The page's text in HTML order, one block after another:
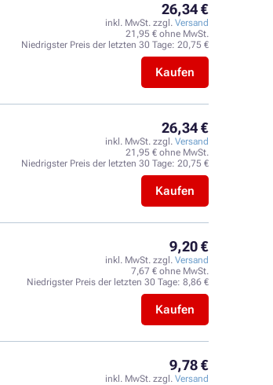
26,34 €
inkl. MwSt. zzgl. Versand
21,95 € ohne MwSt.
Niedrigster Preis der letzten 30 Tage: 20,75 €
Kaufen
26,34 €
inkl. MwSt. zzgl. Versand
21,95 € ohne MwSt.
Niedrigster Preis der letzten 30 Tage: 20,75 €
Kaufen
9,20 €
inkl. MwSt. zzgl. Versand
7,67 € ohne MwSt.
Niedrigster Preis der letzten 30 Tage: 8,86 €
Kaufen
9,78 €
inkl. MwSt. zzgl. Versand